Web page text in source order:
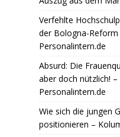
Verfehlte
der Bologna-
Personalintern.de
Absurd: Die
aber doch nützlich!
Personalintern.de
Wie sich die jungen
positionieren –